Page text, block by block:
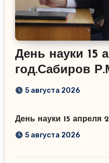
День науки 15
год.Сабиров
5 августа 2026
День науки 15 апреля
5 августа 2026